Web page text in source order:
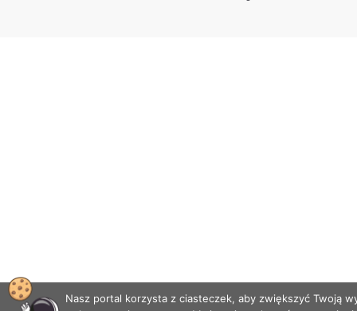
Nasz portal korzysta z ciasteczek, aby zwiększyć Twoją